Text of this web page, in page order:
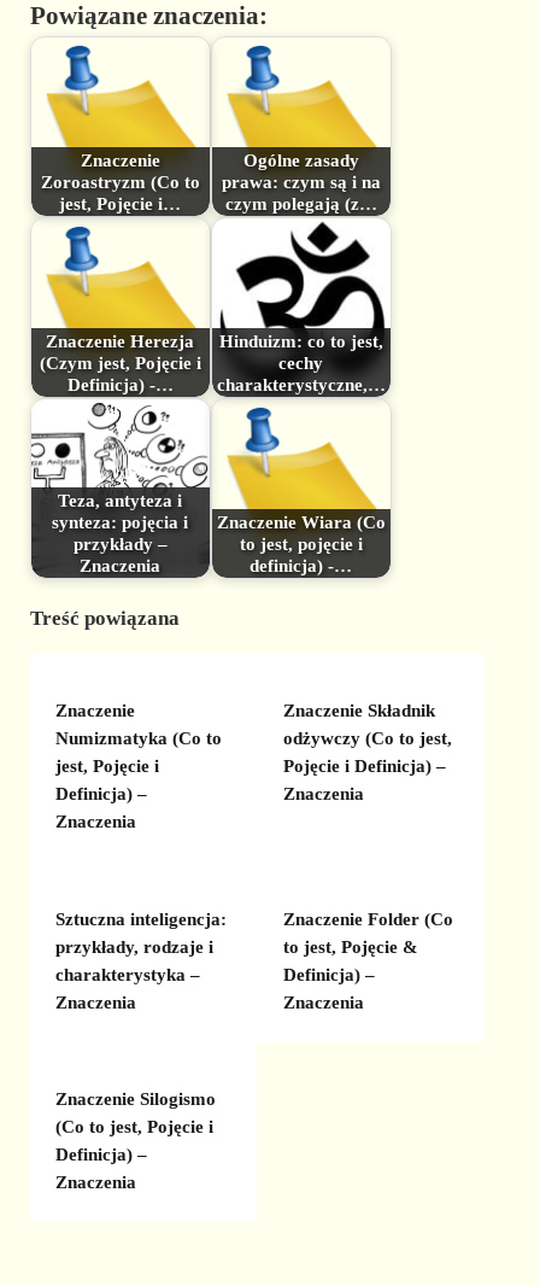
Powiązane znaczenia:
Znaczenie
Zoroastryzm (Co to
jest, Pojęcie i…
Ogólne zasady
prawa: czym są i na
czym polegają (z…
Znaczenie Herezja
(Czym jest, Pojęcie i
Definicja) -…
Hinduizm: co to jest,
cechy
charakterystyczne,…
Teza, antyteza i
synteza: pojęcia i
przykłady –
Znaczenia
Znaczenie Wiara (Co
to jest, pojęcie i
definicja) -…
Treść powiązana
Znaczenie
Numizmatyka (Co to
jest, Pojęcie i
Definicja) –
Znaczenia
Znaczenie Składnik
odżywczy (Co to jest,
Pojęcie i Definicja) –
Znaczenia
Sztuczna inteligencja:
przykłady, rodzaje i
charakterystyka –
Znaczenia
Znaczenie Folder (Co
to jest, Pojęcie &
Definicja) –
Znaczenia
Znaczenie Silogismo
(Co to jest, Pojęcie i
Definicja) –
Znaczenia